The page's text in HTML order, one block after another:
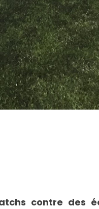
contre des